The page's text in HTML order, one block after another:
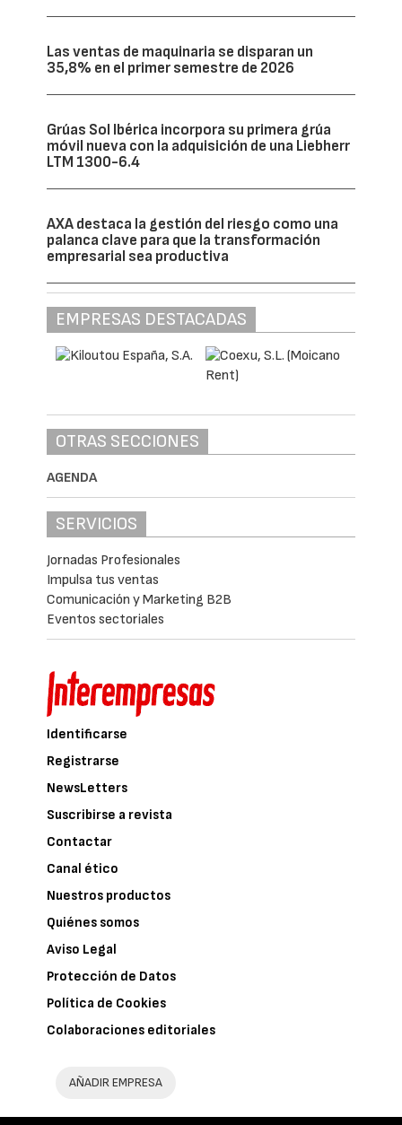
Las ventas de maquinaria se disparan un
35,8% en el primer semestre de 2026
Grúas Sol Ibérica incorpora su primera grúa
móvil nueva con la adquisición de una Liebherr
LTM 1300-6.4
AXA destaca la gestión del riesgo como una
palanca clave para que la transformación
empresarial sea productiva
EMPRESAS DESTACADAS
OTRAS SECCIONES
AGENDA
SERVICIOS
Jornadas Profesionales
Impulsa tus ventas
Comunicación y Marketing B2B
Eventos sectoriales
Identificarse
Registrarse
NewsLetters
Suscribirse a revista
Contactar
Canal ético
Nuestros productos
Quiénes somos
Aviso Legal
Protección de Datos
Política de Cookies
Colaboraciones editoriales
AÑADIR EMPRESA